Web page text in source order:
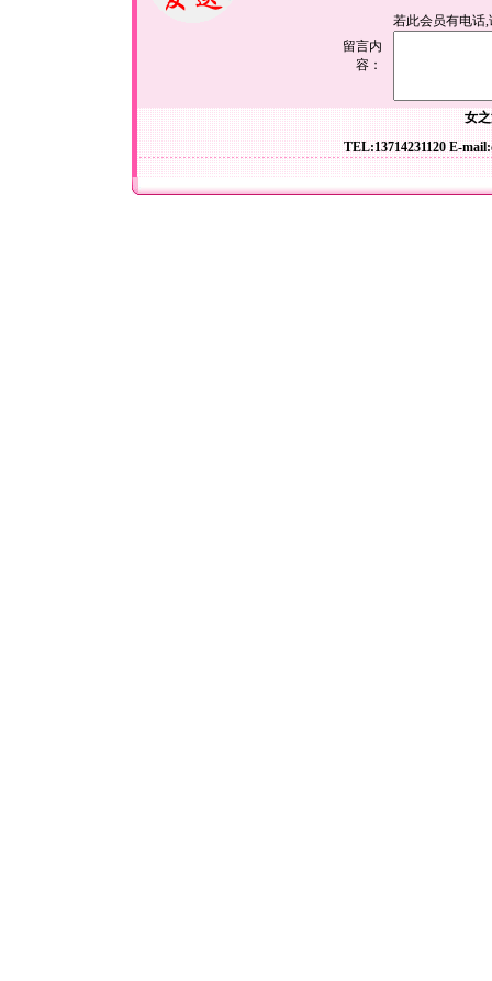
留言内
容：
若此会员有电话
女
TEL:13714231120 E-mail: